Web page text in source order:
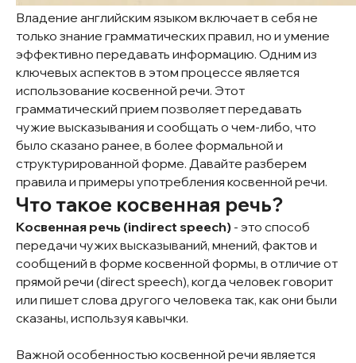
Владение английским языком включает в себя не
только знание грамматических правил, но и умение
эффективно передавать информацию. Одним из
ключевых аспектов в этом процессе является
использование косвенной речи. Этот
грамматический прием позволяет передавать
чужие высказывания и сообщать о чем-либо, что
было сказано ранее, в более формальной и
структурированной форме. Давайте разберем
правила и примеры употребления косвенной речи.
Что такое косвенная речь?
Косвенная речь (indirect speech) - это способ
передачи чужих высказываний, мнений, фактов и
сообщений в форме косвенной формы, в отличие от
прямой речи (direct speech), когда человек говорит
или пишет слова другого человека так, как они были
сказаны, используя кавычки.
Важной особенностью косвенной речи является